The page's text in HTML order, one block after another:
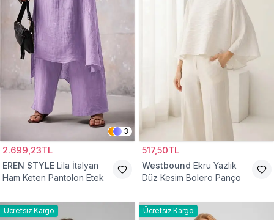
3
2.699,23TL
EREN STYLE Lila İtalyan
Ham Keten Pantolon Etek
517,50TL
Westbound Ekru Yazlık
Düz Kesim Bolero Panço
Ücretsiz Kargo Ücretsiz Kargo